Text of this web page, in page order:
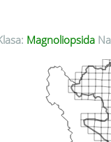
Magnoliopsida